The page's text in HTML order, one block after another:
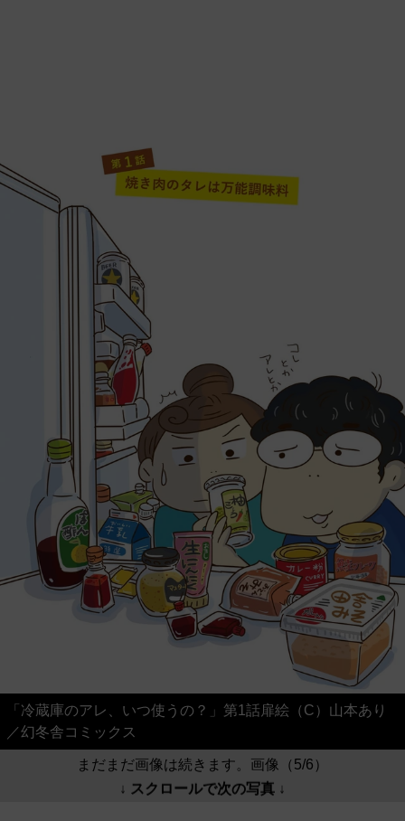
「冷蔵庫のアレ、いつ使うの？」第1話扉絵（C）山本あり
／幻冬舎コミックス
まだまだ画像は続きます。画像（5/6）
↓ スクロールで次の写真 ↓